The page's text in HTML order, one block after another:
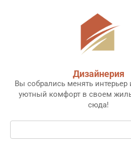
Дизайнерия
Вы собрались менять интерьер
уютный комфорт в своем
сюда!
Поиск: